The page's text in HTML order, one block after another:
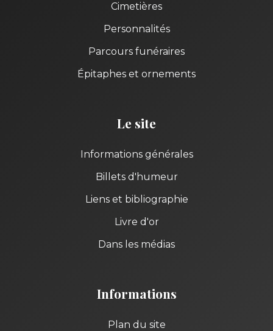
Cimetières
Personnalités
Parcours funéraires
Épitaphes et ornements
Le site
Informations générales
Billets d'humeur
Liens et bibliographie
Livre d'or
Dans les médias
Informations
Plan du site